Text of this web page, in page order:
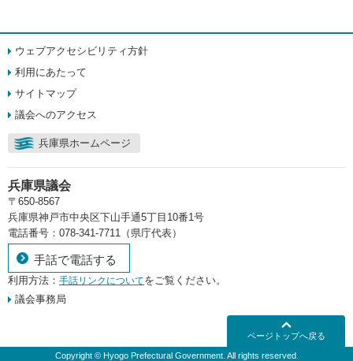
ウェブアクセシビリティ方針
利用にあたって
サイトマップ
議会へのアクセス
兵庫県ホームページ
兵庫県議会
〒650-8567
兵庫県神戸市中央区下山手通5丁目10番1号
電話番号：078-341-7711（県庁代表）
手話で電話する
利用方法： 手話リンクについてをご覧ください。
議会事務局
ページトップへ戻る
Copyright © Hyogo Prefectural Government. All rights reserved.